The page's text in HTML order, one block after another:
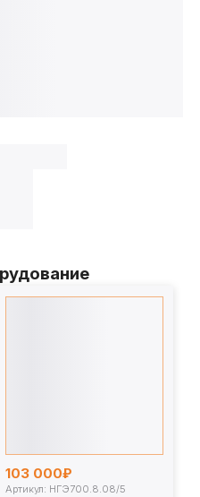
103 000₽
Артикул: НГЭ700.8.08/5